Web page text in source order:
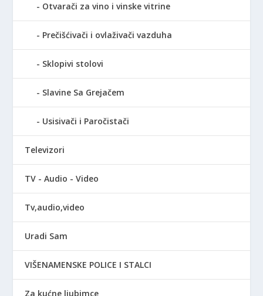
Otvarači za vino i vinske vitrine
Prečišćivači i ovlaživači vazduha
Sklopivi stolovi
Slavine Sa Grejačem
Usisivači i Paročistači
Televizori
TV - Audio - Video
Tv,audio,video
Uradi Sam
VIŠENAMENSKE POLICE I STALCI
Za kućne ljubimce